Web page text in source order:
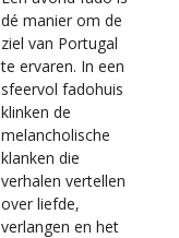
dé manier om de
ziel van Portugal
te ervaren. In een
sfeervol fadohuis
klinken de
melancholische
klanken die
verhalen vertellen
over liefde,
verlangen en het